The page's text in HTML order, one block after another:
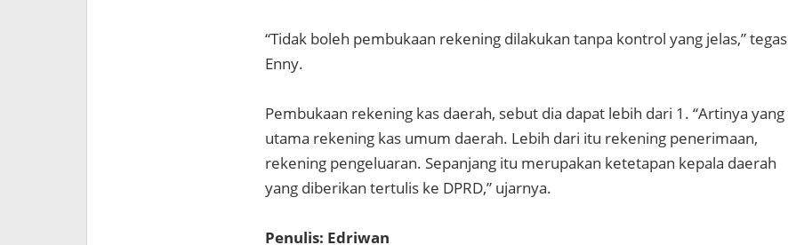
“Tidak boleh pembukaan rekening dilakukan tanpa kontrol yang jelas,” tegas
Enny.
Pembukaan rekening kas daerah, sebut dia dapat lebih dari 1. “Artinya yang
utama rekening kas umum daerah. Lebih dari itu rekening penerimaan,
rekening pengeluaran. Sepanjang itu merupakan ketetapan kepala daerah
yang diberikan tertulis ke DPRD,” ujarnya.
Penulis: Edriwan